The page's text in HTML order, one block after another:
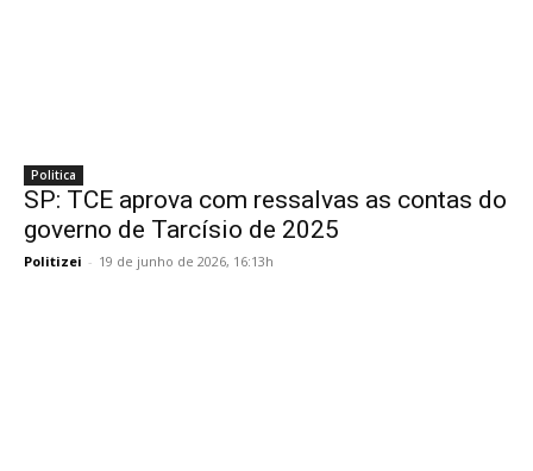
Politica
SP: TCE aprova com ressalvas as contas do
governo de Tarcísio de 2025
Politizei - 19 de junho de 2026, 16:13h